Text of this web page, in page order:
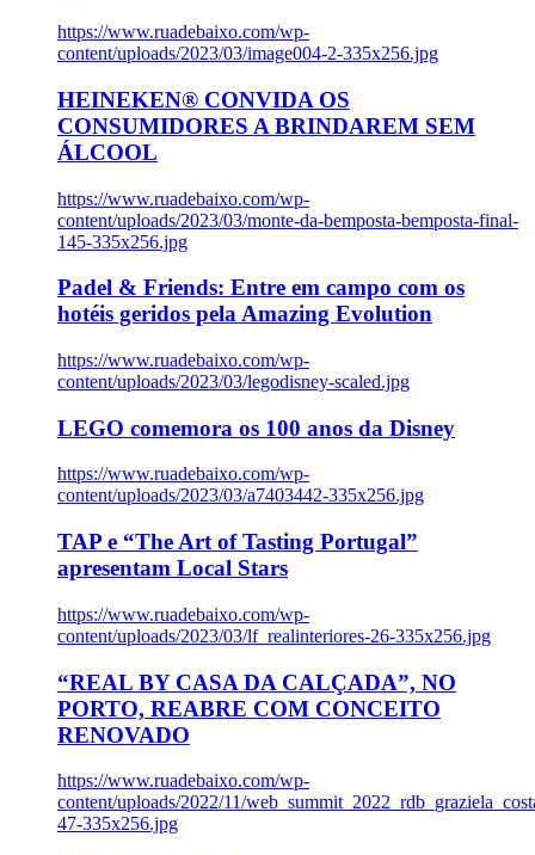
https://www.ruadebaixo.com/wp-
content/uploads/2023/03/image004-2-335x256.jpg
HEINEKEN® CONVIDA OS
CONSUMIDORES A BRINDAREM SEM
ÁLCOOL
https://www.ruadebaixo.com/wp-
content/uploads/2023/03/monte-da-bemposta-bemposta-final-
145-335x256.jpg
Padel & Friends: Entre em campo com os
hotéis geridos pela Amazing Evolution
https://www.ruadebaixo.com/wp-
content/uploads/2023/03/legodisney-scaled.jpg
LEGO comemora os 100 anos da Disney
https://www.ruadebaixo.com/wp-
content/uploads/2023/03/a7403442-335x256.jpg
TAP e “The Art of Tasting Portugal”
apresentam Local Stars
https://www.ruadebaixo.com/wp-
content/uploads/2023/03/lf_realinteriores-26-335x256.jpg
“REAL BY CASA DA CALÇADA”, NO
PORTO, REABRE COM CONCEITO
RENOVADO
https://www.ruadebaixo.com/wp-
content/uploads/2022/11/
47-335x256.jpg